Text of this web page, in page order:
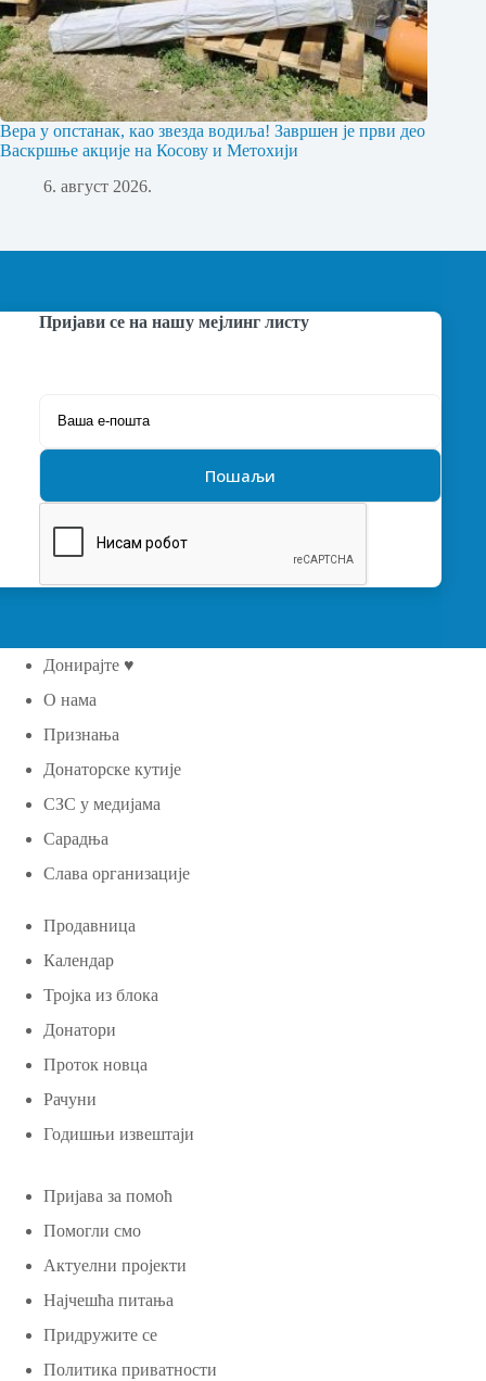
Вера у опстанак, као звезда водиља! Завршен је први део
Васкршње акције на Косову и Метохији
6. август 2026.
Пријави се на нашу мејлинг листу
Донирајте ♥
О нама
Признања
Донаторске кутије
СЗС у медијама
Сарадња
Слава организације
Продавница
Календар
Тројка из блока
Донатори
Проток новца
Рачуни
Годишњи извештаји
Пријава за помоћ
Помогли смо
Актуелни пројекти
Најчешћа питања
Придружите се
Политика приватности